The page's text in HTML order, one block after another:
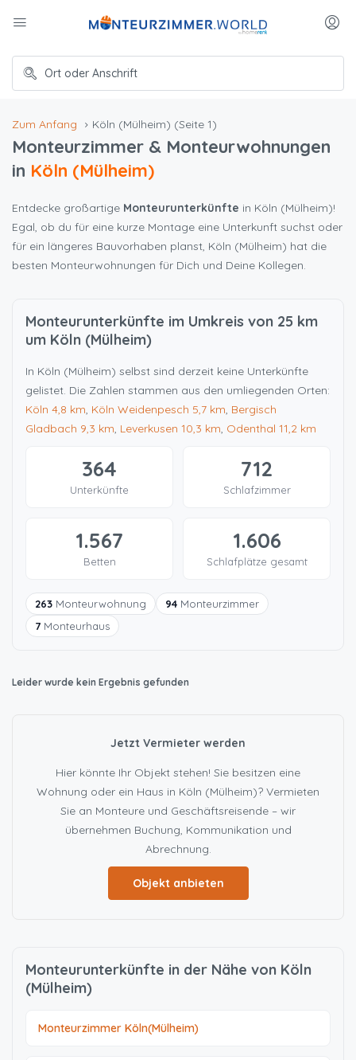
Zum Anfang Köln (Mülheim) (Seite 1)
Monteurzimmer & Monteurwohnungen
in Köln (Mülheim)
Entdecke großartige Monteurunterkünfte in Köln (Mülheim)!
Egal, ob du für eine kurze Montage eine Unterkunft suchst oder
für ein längeres Bauvorhaben planst, Köln (Mülheim) hat die
besten Monteurwohnungen für Dich und Deine Kollegen.
Monteurunterkünfte im Umkreis von 25 km
um Köln (Mülheim)
In Köln (Mülheim) selbst sind derzeit keine Unterkünfte
gelistet. Die Zahlen stammen aus den umliegenden Orten:
Köln 4,8 km, Köln Weidenpesch 5,7 km, Bergisch
Gladbach 9,3 km, Leverkusen 10,3 km, Odenthal 11,2 km
364
Unterkünfte
712
Schlafzimmer
1.567
Betten
1.606
Schlafplätze gesamt
263 Monteurwohnung 94 Monteurzimmer
7 Monteurhaus
Leider wurde kein Ergebnis gefunden
Jetzt Vermieter werden
Hier könnte Ihr Objekt stehen! Sie besitzen eine
Wohnung oder ein Haus in Köln (Mülheim)? Vermieten
Sie an Monteure und Geschäftsreisende – wir
übernehmen Buchung, Kommunikation und
Abrechnung.
Objekt anbieten
Monteurunterkünfte in der Nähe von Köln
(Mülheim)
Monteurzimmer Köln(Mülheim)